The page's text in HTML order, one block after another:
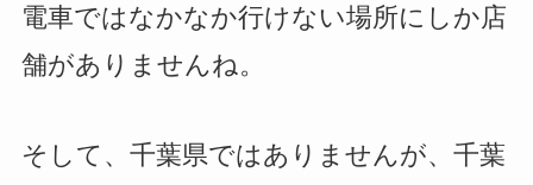
電車ではなかなか行けない場所にしか店
舗がありませんね。
そして、千葉県ではありませんが、千葉